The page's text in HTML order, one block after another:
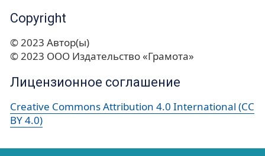
Copyright
© 2023 Автор(ы)
© 2023 ООО Издательство «Грамота»
Лицензионное соглашение
Creative Commons Attribution 4.0 International (CC
BY 4.0)